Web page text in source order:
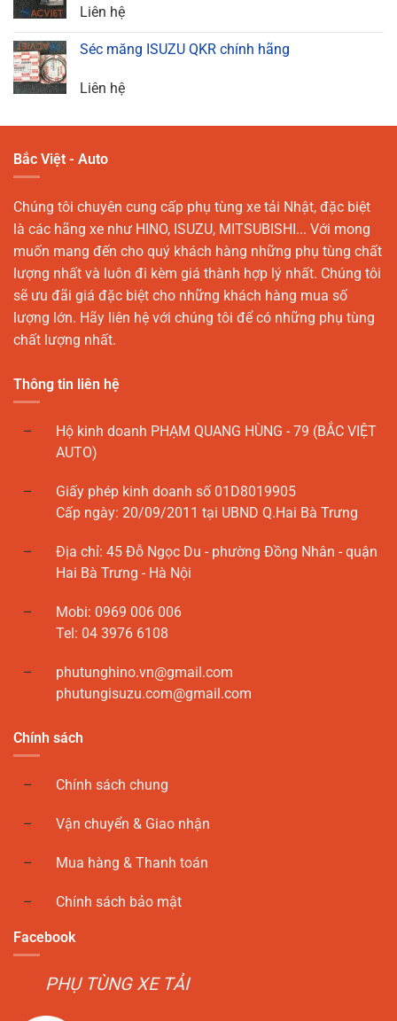
Liên hệ
Séc măng ISUZU QKR chính hãng
Liên hệ
Bắc Việt - Auto
Chúng tôi chuyên cung cấp phụ tùng xe tải Nhật, đặc biệt
là các hãng xe như HINO, ISUZU, MITSUBISHI... Với mong
muốn mang đến cho quý khách hàng những phụ tùng chất
lượng nhất và luôn đi kèm giá thành hợp lý nhất. Chúng tôi
sẽ ưu đãi giá đặc biệt cho những khách hàng mua số
lượng lớn. Hãy liên hệ với chúng tôi để có những phụ tùng
chất lượng nhất.
Thông tin liên hệ
Hộ kinh doanh PHẠM QUANG HÙNG - 79 (BẮC VIỆT
AUTO)
Giấy phép kinh doanh số 01D8019905
Cấp ngày: 20/09/2011 tại UBND Q.Hai Bà Trưng
Địa chỉ: 45 Đỗ Ngọc Du - phường Đồng Nhân - quận
Hai Bà Trưng - Hà Nội
Mobi: 0969 006 006
Tel: 04 3976 6108
phutunghino.vn@gmail.com
phutungisuzu.com@gmail.com
Chính sách
Chính sách chung
Vận chuyển & Giao nhận
Mua hàng & Thanh toán
Chính sách bảo mật
Facebook
PHỤ TÙNG XE TẢI